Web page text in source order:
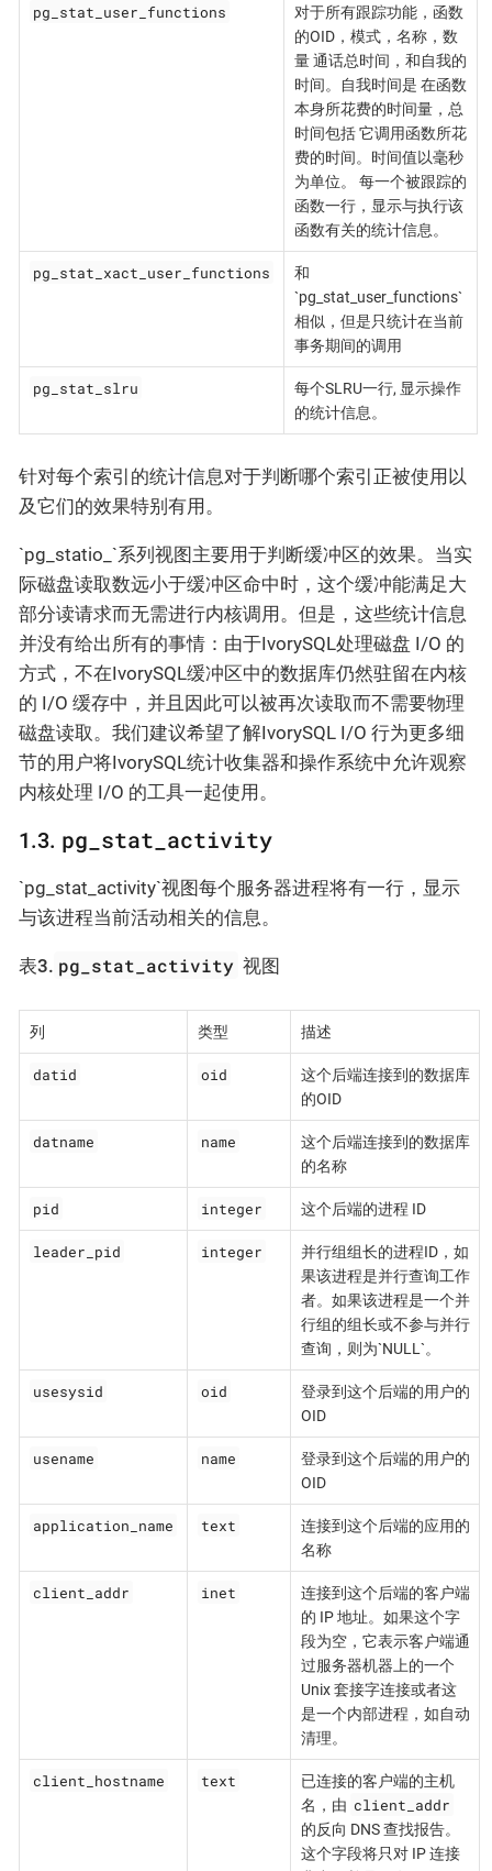
pg_stat_user_functions
对于所有跟踪功能，函数
的OID，模式，名称，数
量 通话总时间，和自我的
时间。自我时间是 在函数
本身所花费的时间量，总
时间包括 它调用函数所花
费的时间。时间值以毫秒
为单位。 每一个被跟踪的
函数一行，显示与执行该
函数有关的统计信息。
pg_stat_xact_user_functions
和
`pg_stat_user_functions`
相似，但是只统计在当前
事务期间的调用
pg_stat_slru
每个SLRU一行, 显示操作
的统计信息。
针对每个索引的统计信息对于判断哪个索引正被使用以
及它们的效果特别有用。
`pg_statio_`系列视图主要用于判断缓冲区的效果。当实
际磁盘读取数远小于缓冲区命中时，这个缓冲能满足大
部分读请求而无需进行内核调用。但是，这些统计信息
并没有给出所有的事情：由于IvorySQL处理磁盘 I/O 的
方式，不在IvorySQL缓冲区中的数据库仍然驻留在内核
的 I/O 缓存中，并且因此可以被再次读取而不需要物理
磁盘读取。我们建议希望了解IvorySQL I/O 行为更多细
节的用户将IvorySQL统计收集器和操作系统中允许观察
内核处理 I/O 的工具一起使用。
1.3. pg_stat_activity
`pg_stat_activity`视图每个服务器进程将有一行，显示
与该进程当前活动相关的信息。
表3. pg_stat_activity 视图
列 类型 描述
datid oid
这个后端连接到的数据库
的OID
datname name
这个后端连接到的数据库
的名称
pid integer 这个后端的进程 ID
leader_pid integer
并行组组长的进程ID，如
果该进程是并行查询工作
者。如果该进程是一个并
行组的组长或不参与并行
查询，则为`NULL`。
usesysid oid
登录到这个后端的用户的
OID
usename name
登录到这个后端的用户的
OID
application_name text
连接到这个后端的应用的
名称
client_addr inet
连接到这个后端的客户端
的 IP 地址。如果这个字
段为空，它表示客户端通
过服务器机器上的一个
Unix 套接字连接或者这
是一个内部进程，如自动
清理。
client_hostname text
已连接的客户端的主机
名，由 client_addr
的反向 DNS 查找报告。
这个字段将只对 IP 连接